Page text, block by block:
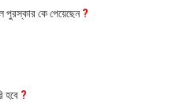
পুরস্কার কে পেয়েছেন?
হবে ?